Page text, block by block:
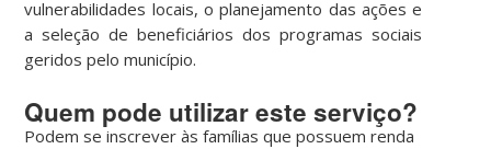
vulnerabilidades locais, o planejamento das ações e
a seleção de beneficiários dos programas sociais
geridos pelo município.
Quem pode utilizar este serviço?
Podem se inscrever às famílias que possuem renda